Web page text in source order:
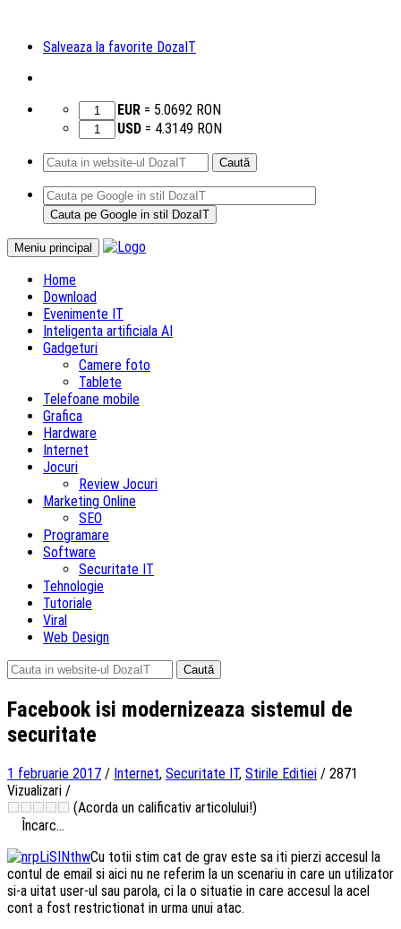
Salveaza la favorite DozaIT
EUR = 5.0692 RON
USD = 4.3149 RON
Caută
după:
Meniu principal
Sari
Home
Download
Evenimente IT
Inteligenta artificiala AI
Gadgeturi
Camere foto
Tablete
Telefoane mobile
Grafica
Hardware
Internet
Jocuri
Review Jocuri
Marketing Online
SEO
Programare
Software
Securitate IT
Tehnologie
Tutoriale
Viral
Web Design
Caută
după:
Facebook isi modernizeaza sistemul de
securitate
1 februarie 2017 / Internet, Securitate IT, Stirile Editiei / 2871
Vizualizari /
(Acorda un calificativ articolului!)
Încarc...
Cu totii stim cat de grav este sa iti pierzi accesul la
contul de email si aici nu ne referim la un scenariu in care un utilizator
si-a uitat user-ul sau parola, ci la o situatie in care accesul la acel
cont a fost restrictionat in urma unui atac.